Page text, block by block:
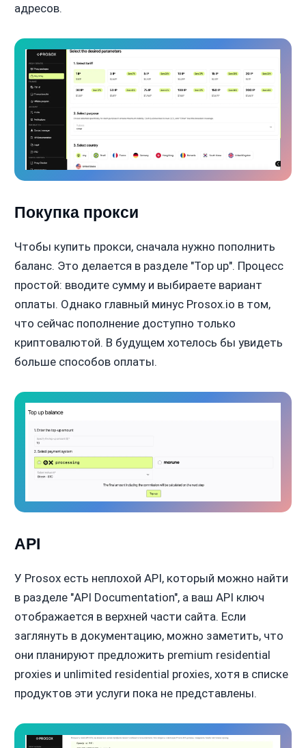
адресов.
Покупка прокси
Чтобы купить прокси, сначала нужно пополнить
баланс. Это делается в разделе "Top up". Процесс
простой: вводите сумму и выбираете вариант
оплаты. Однако главный минус Prosox.io в том,
что сейчас пополнение доступно только
криптовалютой. В будущем хотелось бы увидеть
больше способов оплаты.
API
У Prosox есть неплохой API, который можно найти
в разделе "API Documentation", а ваш API ключ
отображается в верхней части сайта. Если
заглянуть в документацию, можно заметить, что
они планируют предложить premium residential
proxies и unlimited residential proxies, хотя в списке
продуктов эти услуги пока не представлены.